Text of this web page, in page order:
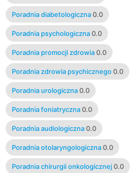
Poradnia diabetologiczna 0.0
Poradnia psychologiczna 0.0
Poradnia promocji zdrowia 0.0
Poradnia zdrowia psychicznego 0.0
Poradnia urologiczna 0.0
Poradnia foniatryczna 0.0
Poradnia audiologiczna 0.0
Poradnia otolaryngologiczna 0.0
Poradnia chirurgii onkologicznej 0.0